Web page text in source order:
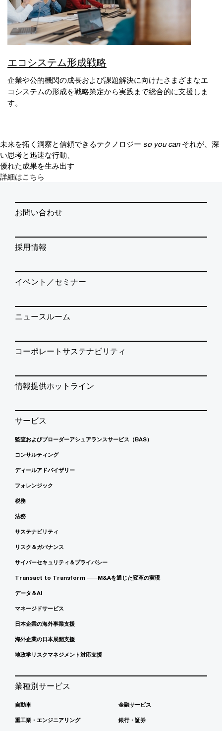
エコシステム形成戦略
企業や公的機関の成長および課題解決に向けたさまざまなエ
コシステムの形成を戦略策定から実践まで総合的に支援しま
す。
未来を拓く洞察と信頼できるテクノロジー so you can それが、深
い思考と迅速な行動、
優れた成果を生み出す
詳細はこちら
お問い合わせ
採用情報
イベント／セミナー
ニュースルーム
コーポレートサステナビリティ
情報提供ホットライン
サービス
監査およびブローダーアシュアランスサービス（BAS）
コンサルティング
ディールアドバイザリー
フォレンジック
税務
法務
サステナビリティ
リスク＆ガバナンス
サイバーセキュリティ＆プライバシー
Transact to Transform ――M&Aを通じた変革の実現
データ＆AI
マネージドサービス
日本企業の海外事業支援
海外企業の日本展開支援
地政学リスクマネジメント対応支援
業種別サービス
自動車
重工業・エンジニアリング
金融サービス
銀行・証券